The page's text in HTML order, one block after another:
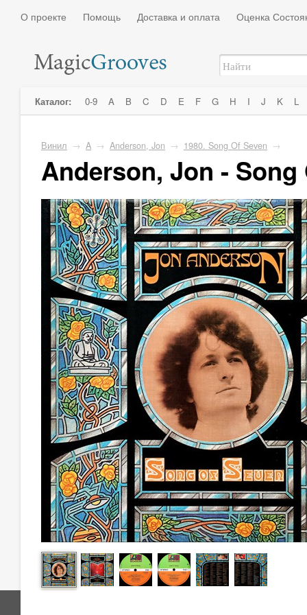
О проекте Помощь Доставка и оплата Оценка
Каталог: 0-9 A B C D E F G H I J K L
Винил → A → Anderson, Jon → 1980. Song Of Seven →
Anderson, Jon - Song